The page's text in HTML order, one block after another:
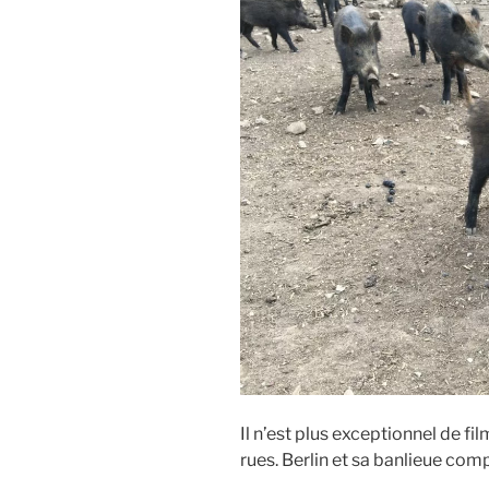
Il n’est plus exceptionnel de
rues. Berlin et sa banlieue